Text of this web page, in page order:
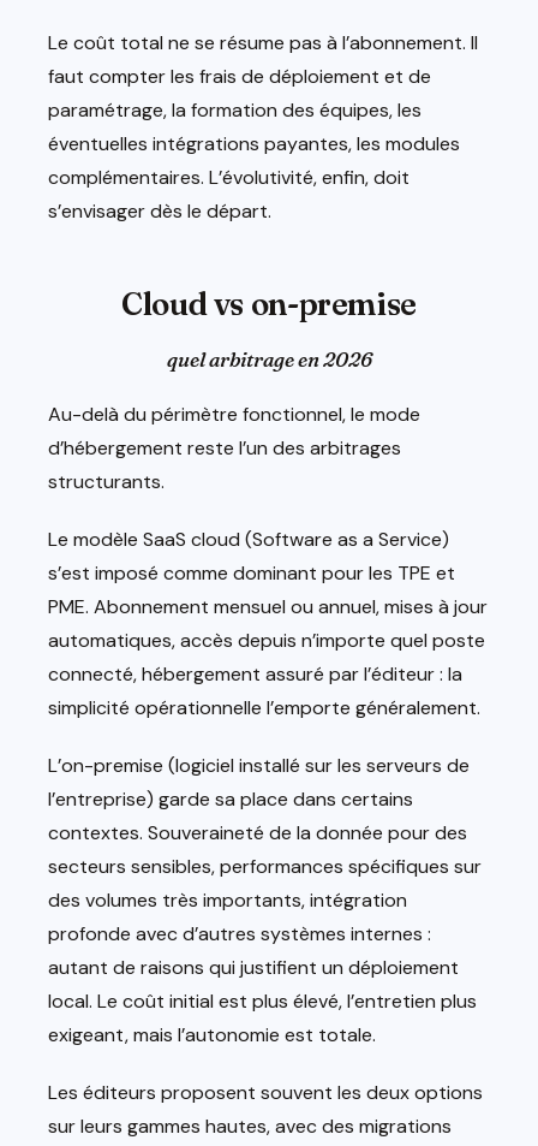
Le coût total ne se résume pas à l’abonnement. Il
faut compter les frais de déploiement et de
paramétrage, la formation des équipes, les
éventuelles intégrations payantes, les modules
complémentaires. L’évolutivité, enfin, doit
s’envisager dès le départ.
Cloud vs on-premise
quel arbitrage en 2026
Au-delà du périmètre fonctionnel, le mode
d’hébergement reste l’un des arbitrages
structurants.
Le modèle SaaS cloud (Software as a Service)
s’est imposé comme dominant pour les TPE et
PME. Abonnement mensuel ou annuel, mises à jour
automatiques, accès depuis n’importe quel poste
connecté, hébergement assuré par l’éditeur : la
simplicité opérationnelle l’emporte généralement.
L’on-premise (logiciel installé sur les serveurs de
l’entreprise) garde sa place dans certains
contextes. Souveraineté de la donnée pour des
secteurs sensibles, performances spécifiques sur
des volumes très importants, intégration
profonde avec d’autres systèmes internes :
autant de raisons qui justifient un déploiement
local. Le coût initial est plus élevé, l’entretien plus
exigeant, mais l’autonomie est totale.
Les éditeurs proposent souvent les deux options
sur leurs gammes hautes, avec des migrations